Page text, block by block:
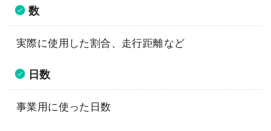
数
実際に使用した割合、走行距離など
日数
事業用に使った日数